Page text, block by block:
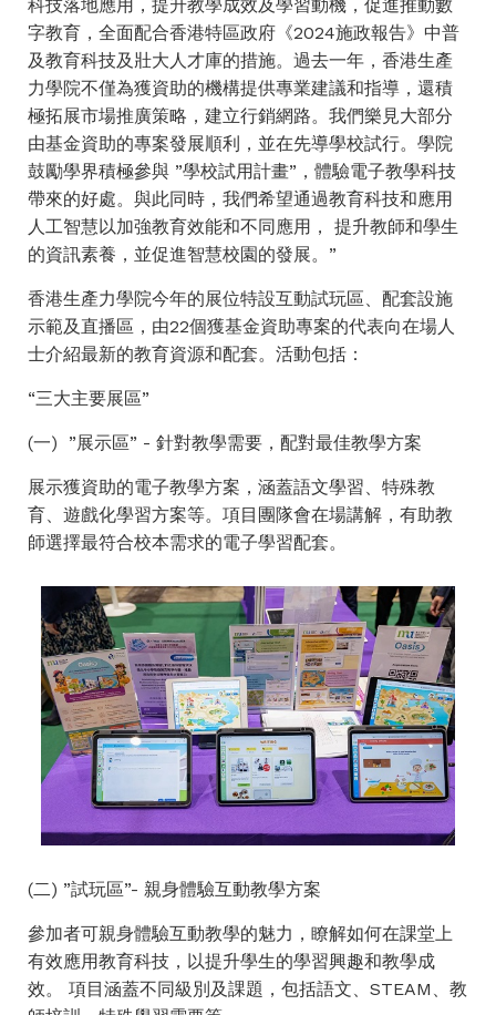
科技落地應用，提升教學成效及學習動機，促進推動數
字教育，全面配合香港特區政府《2024施政報告》中普
及教育科技及壯大人才庫的措施。過去一年，香港生產
力學院不僅為獲資助的機構提供專業建議和指導，還積
極拓展市場推廣策略，建立行銷網路。我們樂見大部分
由基金資助的專案發展順利，並在先導學校試行。學院
鼓勵學界積極參與 ”學校試用計畫”，體驗電子教學科技
帶來的好處。與此同時，我們希望通過教育科技和應用
人工智慧以加強教育效能和不同應用， 提升教師和學生
的資訊素養，並促進智慧校園的發展。”
香港生產力學院今年的展位特設互動試玩區、配套設施
示範及直播區，由22個獲基金資助專案的代表向在場人
士介紹最新的教育資源和配套。活動包括：
“三大主要展區”
(一) ”展示區” - 針對教學需要，配對最佳教學方案
展示獲資助的電子教學方案，涵蓋語文學習、特殊教
育、遊戲化學習方案等。項目團隊會在場講解，有助教
師選擇最符合校本需求的電子學習配套。
(二) ”試玩區”- 親身體驗互動教學方案
參加者可親身體驗互動教學的魅力，瞭解如何在課堂上
有效應用教育科技，以提升學生的學習興趣和教學成
效。 項目涵蓋不同級別及課題，包括語文、STEAM、教